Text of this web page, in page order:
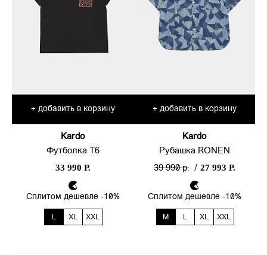
+ добавить в корзину
Kardo
Футболка T6
33 990 Р.
Сплитом дешевле -10%
L XL XXL
+ добавить в корзину
Kardo
Рубашка RONEN
39 990 р.
/ 27 993 Р.
Сплитом дешевле -10%
M L XL XXL